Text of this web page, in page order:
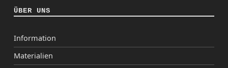
ÜBER UNS
Information
Materialien